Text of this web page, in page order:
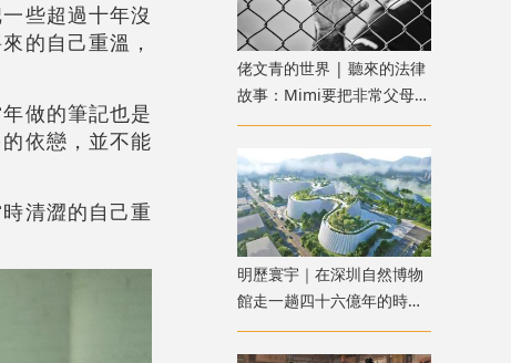
些超過十年沒
的自己重溫，
做的筆記也是
依戀，並不能
清澀的自己重
佬文青的世界 | 聽來的法律
故事：Mimi要把非常父母送
進監獄：惡魔父母？還是邪
明歷寰宇｜在深圳自然博物
館走一趟四十六億年的時空
之旅